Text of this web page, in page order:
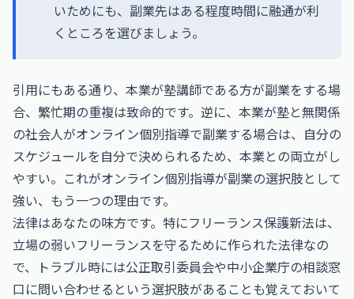
いためにも、副業先はある程度時間に融通が利
くところを選びましょう。
引用にもある通り、本業が塾講師である方が副業をする場
合、繁忙期の重複は致命的です。逆に、本業が塾と無関係
の社会人がオンライン個別指導で副業する場合は、自分の
スケジュールを自分で決められるため、本業との両立がし
やすい。これがオンライン個別指導が副業の選択肢として
強い、もう一つの理由です。
法律はあなたの味方です。特にフリーランス保護新法は、
立場の弱いフリーランスを守るために作られた法律なの
で、トラブル時には公正取引委員会や中小企業庁の相談窓
口に問い合わせるという選択肢があることも覚えておいて